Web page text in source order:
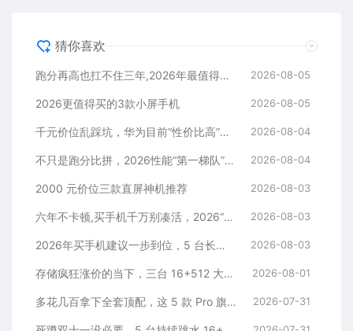
猜你喜欢
跑分再高也扛不住三年,2026年最值得长期用的5款手机 2026-08-05
2026更值得买的3款小屏手机 2026-08-05
千元价位乱踩坑，华为目前“性价比高”的3款手机 2026-08-04
不只是跑分比拼，2026性能“第一梯队”的旗舰手机 2026-08-04
2000 元价位三款直屏神机推荐 2026-08-03
六年不卡顿,买手机千万别凑活，2026“值得闭眼入”的3款手机 2026-08-03
2026年买手机建议一步到位，5 台长生命周期旗舰，避开换新内耗 2026-08-03
存储疯狂涨价的当下，三台 16+512 大存储旗舰，一步告别清内存内耗 2026-08-01
多花几百拿下全套顶配，这 5 款 Pro 旗舰，一步到位用好多年 2026-07-31